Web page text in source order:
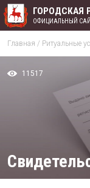
ГОРОДСКАЯ
ОФИЦИАЛЬНЫЙ
Главная / Ритуальные
11517